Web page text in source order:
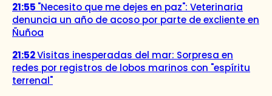
21:55 "Necesito que me dejes en paz": Veterinaria
denuncia un año de acoso por parte de excliente en
Ñuñoa
21:52Visitas inesperadas del mar: Sorpresa en
redes por registros de lobos marinos con "espíritu
terrenal"